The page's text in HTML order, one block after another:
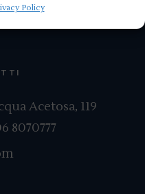
Policy
Acetosa, 119
8070777